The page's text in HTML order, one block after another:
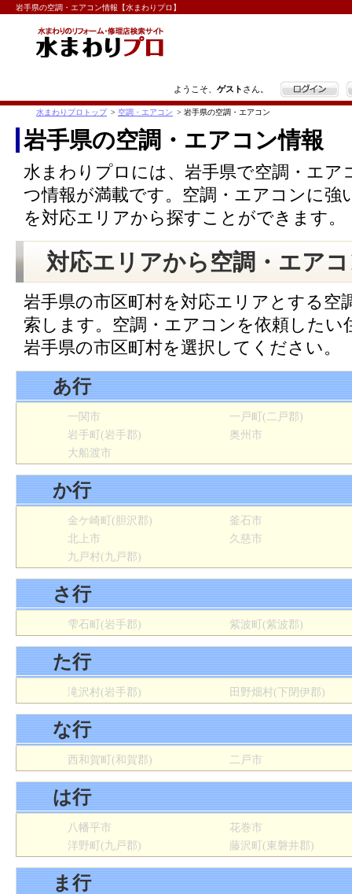
岩手県の空調・エアコン情報【水まわりプロ】
ようこそ、 ゲスト さん。 ログイン
水まわりプロトップ > 空調・エアコン > 岩手県の空調・エアコン
岩手県の空調・エアコン情報
水まわりプロには、岩手県で空調・エア
つ情報が満載です。空調・エアコンに強
を対応エリアから探すことができます。
対応エリアから空調・エア
岩手県の市区町村を対応エリアとする空
索します。空調・エアコンを依頼したい
岩手県の市区町村を選択してください。
あ行
一関市
一戸町(二戸郡)
岩手町(岩手郡)
奥州市
大船渡市
か行
金ケ崎町(胆沢郡)
釜石市
北上市
久慈市
九戸村(九戸郡)
さ行
雫石町(岩手郡) 紫波町(紫波郡)
た行
滝沢村(岩手郡) 田野畑村(下閉伊郡)
な行
西和賀町(和賀郡) 二戸市
は行
八幡平市
花巻市
洋野町(九戸郡)
藤沢町(東磐井郡)
ま行